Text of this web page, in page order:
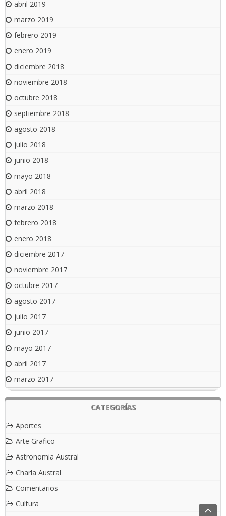
abril 2019
marzo 2019
febrero 2019
enero 2019
diciembre 2018
noviembre 2018
octubre 2018
septiembre 2018
agosto 2018
julio 2018
junio 2018
mayo 2018
abril 2018
marzo 2018
febrero 2018
enero 2018
diciembre 2017
noviembre 2017
octubre 2017
agosto 2017
julio 2017
junio 2017
mayo 2017
abril 2017
marzo 2017
CATEGORÍAS
Aportes
Arte Grafico
Astronomia Austral
Charla Austral
Comentarios
Cultura